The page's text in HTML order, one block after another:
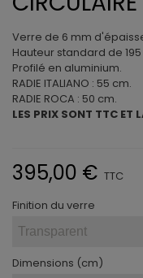
Verre de 6 mm
Hauteur standard de
Profilé en aluminium.
RADIE ITALIANO : 55 cm.
RADIE ROCA : 50 cm.
LES PRIX SONT TTC ET
395,00 € TTC
Finition du verre
Dimensions (cm)